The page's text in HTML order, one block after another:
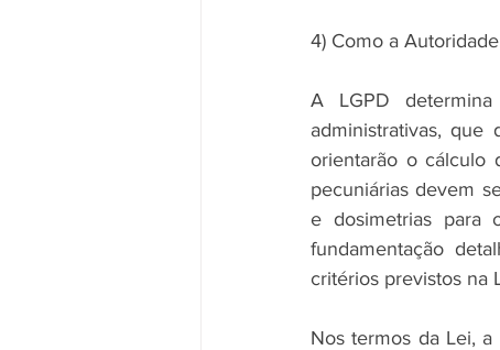
4) Como a
A LGPD
administrativas,
orientarão o cálculo
pecuniárias devem
e dosimetrias para
fundamentação
critérios previstos na
Nos termos da Lei,